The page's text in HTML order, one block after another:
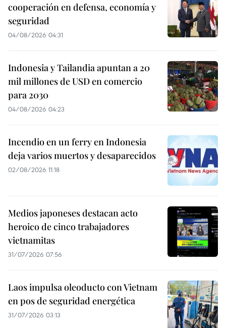
cooperación en defensa, economía y
seguridad
04/08/2026 04:31
Indonesia y Tailandia apuntan a 20
mil millones de USD en comercio
para 2030
04/08/2026 04:23
Incendio en un ferry en Indonesia
deja varios muertos y desaparecidos
02/08/2026 11:18
Medios japoneses destacan acto
heroico de cinco trabajadores
vietnamitas
31/07/2026 07:56
Laos impulsa oleoducto con Vietnam
en pos de seguridad energética
31/07/2026 03:13